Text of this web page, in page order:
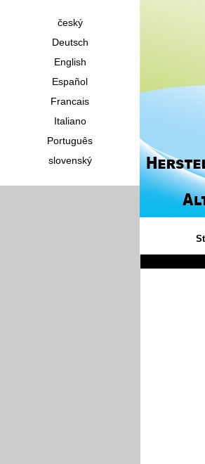
český
Deutsch
English
Español
Francais
Italiano
Português
slovenský